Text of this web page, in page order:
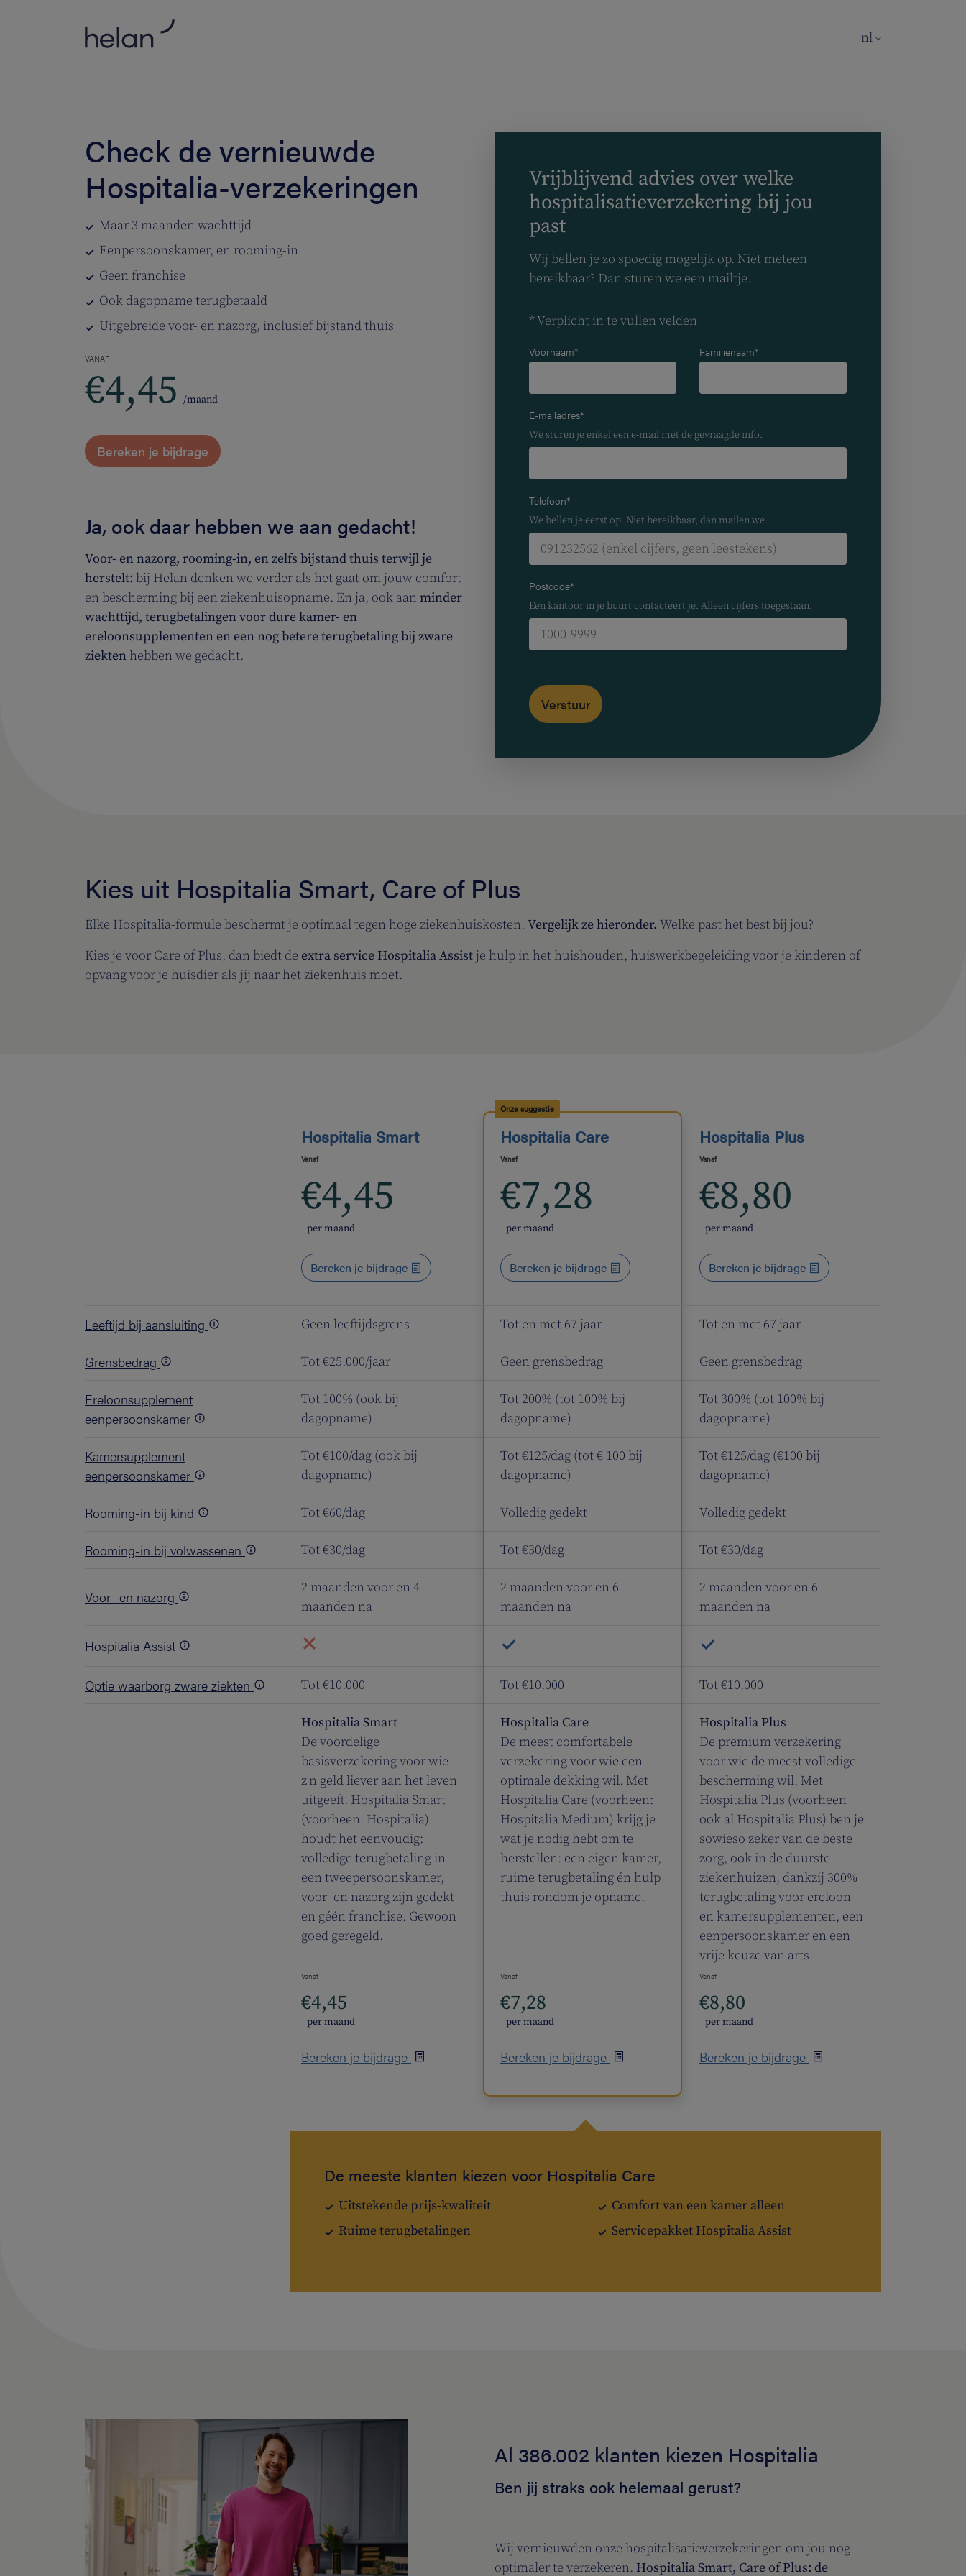
nl
Check de vernieuwde
Hospitalia-verzekeringen
Maar 3 maanden wachttijd
Eenpersoonskamer, en rooming-in
Geen franchise
Ook dagopname terugbetaald
Uitgebreide voor- en nazorg, inclusief bijstand thuis
VANAF
€4,45 /maand
Bereken je bijdrage
Ja, ook daar hebben we aan gedacht!
Voor- en nazorg, rooming-in, en zelfs bijstand thuis terwijl je
herstelt: bij Helan denken we verder als het gaat om jouw comfort
en bescherming bij een ziekenhuisopname. En ja, ook aan minder
wachttijd, terugbetalingen voor dure kamer- en
ereloonsupplementen en een nog betere terugbetaling bij zware
ziekten hebben we gedacht.
Vrijblijvend advies over welke
hospitalisatieverzekering bij jou
past
Wij bellen je zo spoedig mogelijk op. Niet meteen
bereikbaar? Dan sturen we een mailtje.
* Verplicht in te vullen velden
Voornaam* Familienaam*
E-mailadres*
We sturen je enkel een e-mail met de gevraagde info.
Telefoon*
We bellen je eerst op. Niet bereikbaar, dan mailen we.
Postcode*
Een kantoor in je buurt contacteert je. Alleen cijfers toegestaan.
Kies uit Hospitalia Smart, Care of Plus
Elke Hospitalia-formule beschermt je optimaal tegen hoge ziekenhuiskosten. Vergelijk ze hieronder. Welke past het best bij jou?
Kies je voor Care of Plus, dan biedt de extra service Hospitalia Assist je hulp in het huishouden, huiswerkbegeleiding voor je kinderen of
opvang voor je huisdier als jij naar het ziekenhuis moet.
Hospitalia Smart
Vanaf
€4,45
per maand
Bereken je bijdrage
Onze suggestie
Hospitalia Care
Vanaf
€7,28
per maand
Bereken je bijdrage
Hospitalia Plus
Vanaf
€8,80
per maand
Bereken je bijdrage
Leeftijd bij aansluiting Geen leeftijdsgrens Tot en met 67 jaar Tot en met 67 jaar
Grensbedrag Tot €25.000/jaar Geen grensbedrag Geen grensbedrag
Ereloonsupplement
eenpersoonskamer
Tot 100% (ook bij
dagopname)
Tot 200% (tot 100% bij
dagopname)
Tot 300% (tot 100% bij
dagopname)
Kamersupplement
eenpersoonskamer
Tot €100/dag (ook bij
dagopname)
Tot €125/dag (tot € 100 bij
dagopname)
Tot €125/dag (€100 bij
dagopname)
Rooming-in bij kind Tot €60/dag Volledig gedekt Volledig gedekt
Rooming-in bij volwassenen Tot €30/dag Tot €30/dag Tot €30/dag
Voor- en nazorg
2 maanden voor en 4
maanden na
2 maanden voor en 6
maanden na
2 maanden voor en 6
maanden na
Hospitalia Assist
Optie waarborg zware ziekten Tot €10.000 Tot €10.000 Tot €10.000
Hospitalia Smart
De voordelige
basisverzekering voor wie
z'n geld liever aan het leven
uitgeeft. Hospitalia Smart
(voorheen: Hospitalia)
houdt het eenvoudig:
volledige terugbetaling in
een tweepersoonskamer,
voor- en nazorg zijn gedekt
en géén franchise. Gewoon
goed geregeld.
Hospitalia Care
De meest comfortabele
verzekering voor wie een
optimale dekking wil. Met
Hospitalia Care (voorheen:
Hospitalia Medium) krijg je
wat je nodig hebt om te
herstellen: een eigen kamer,
ruime terugbetaling én hulp
thuis rondom je opname.
Hospitalia Plus
De premium verzekering
voor wie de meest volledige
bescherming wil. Met
Hospitalia Plus (voorheen
ook al Hospitalia Plus) ben je
sowieso zeker van de beste
zorg, ook in de duurste
ziekenhuizen, dankzij 300%
terugbetaling voor ereloon-
en kamersupplementen, een
eenpersoonskamer en een
vrije keuze van arts.
Vanaf
€4,45
per maand
Bereken je bijdrage
Vanaf
€7,28
per maand
Bereken je bijdrage
Vanaf
€8,80
per maand
Bereken je bijdrage
De meeste klanten kiezen voor Hospitalia Care
Uitstekende prijs-kwaliteit
Ruime terugbetalingen
Comfort van een kamer alleen
Servicepakket Hospitalia Assist
Al 386.002 klanten kiezen Hospitalia
Ben jij straks ook helemaal gerust?
Wij vernieuwden onze hospitalisatieverzekeringen om jou nog
optimaler te verzekeren. Hospitalia Smart, Care of Plus: de